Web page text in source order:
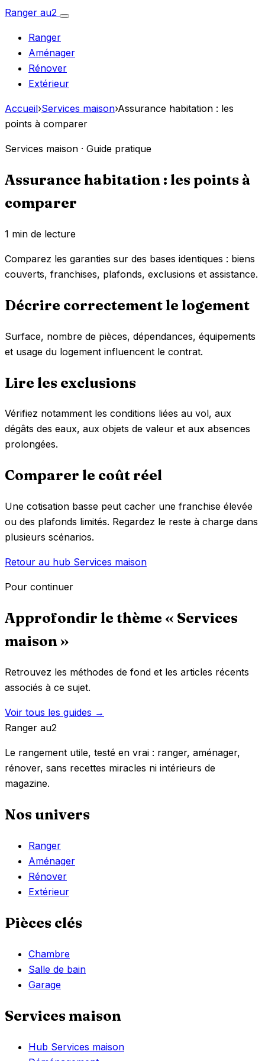
Aller
contenu
Ranger au2
Ouvrir
Ranger
Aménager
Rénover
Extérieur
Accueil›Services maison›Assurance habitation : les
points à comparer
Services maison · Guide pratique
Assurance habitation : les points à
comparer
1 min de lecture
Comparez les garanties sur des bases identiques : biens
couverts, franchises, plafonds, exclusions et assistance.
Décrire correctement le logement
Surface, nombre de pièces, dépendances, équipements
et usage du logement influencent le contrat.
Lire les exclusions
Vérifiez notamment les conditions liées au vol, aux
dégâts des eaux, aux objets de valeur et aux absences
prolongées.
Comparer le coût réel
Une cotisation basse peut cacher une franchise élevée
ou des plafonds limités. Regardez le reste à charge dans
plusieurs scénarios.
Retour au hub Services maison
Pour continuer
Approfondir le thème « Services
maison »
Retrouvez les méthodes de fond et les articles récents
associés à ce sujet.
Voir tous les guides →
Ranger au2
Le rangement utile, testé en vrai : ranger, aménager,
rénover, sans recettes miracles ni intérieurs de
magazine.
Nos univers
Ranger
Aménager
Rénover
Extérieur
Pièces clés
Chambre
Salle de bain
Garage
Services maison
Hub Services maison